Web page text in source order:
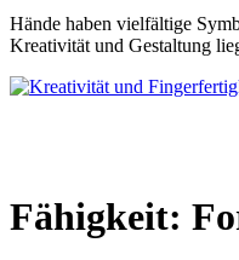
Hände haben vielfältige
Kreativität und Gestaltung
Fähigkeit: